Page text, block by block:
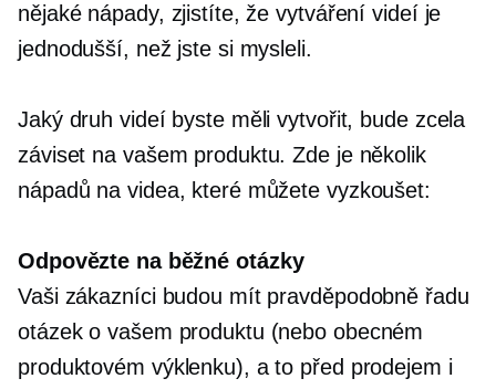
nějaké nápady, zjistíte, že vytváření videí je
jednodušší, než jste si mysleli.
Jaký druh videí byste měli vytvořit, bude zcela
záviset na vašem produktu. Zde je několik
nápadů na videa, které můžete vyzkoušet:
Odpovězte na běžné otázky
Vaši zákazníci budou mít pravděpodobně řadu
otázek o vašem produktu (nebo obecném
produktovém výklenku), a to před prodejem i